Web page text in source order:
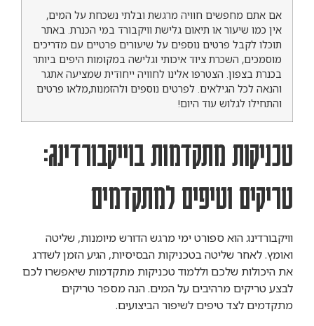
אם אתם מחפשים חוויה מרגשת ובלתי נשכחת על המים,
אין כמו שיעור או תיאום גלישת וויקבורד במי הכנרת. באתר
תוכלו לקבל פרטים נוספים על שיעורים פרטיים עם מדריכים
מוסמכים, השכרת ציוד איכותי וגלישה במקומות היפים ביותר
בכנרת בצפון. הצטרפו אלינו לחוויה ייחודית שמציעה אתגר
והנאה לכל הגילאים. לפרטים נוספים ולהזמנות,מלאו פרטים
והתחילו לגלוש עוד היום!
טכניקות מתקדמות בוייקבורדינג:
טריקים וטיפים למתקדמים
וויקבורדינג הוא ספורט ימי מרגש הדורש מיומנות, שליטה
ואומץ. לאחר שליטה בטכניקות הבסיסיות, הגיע הזמן לשדרג
את היכולות שלכם וללמוד טכניקות מתקדמות שיאפשרו לכם
לבצע טריקים מרהיבים על המים. הנה מספר טריקים
מתקדמים לצד טיפים לשיפור הביצועים.